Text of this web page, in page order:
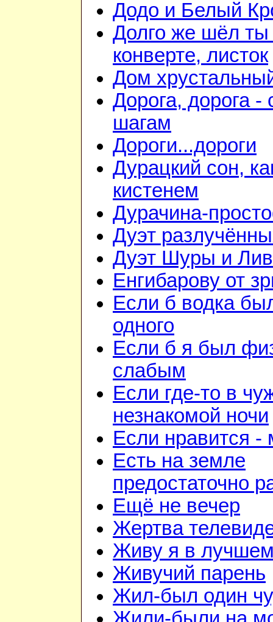
Додо и Белый
Долго же шёл ты
конверте, листок
Дом
Дорога, дорога -
шагам
Дороги...дороги
Дурацкий сон,
кистенем
Дурачина-
Дуэт
Дуэт Шуры и
Енгибарову от
Если б водка
одного
Если б я был
слабым
Если где-то в
незнакомой ночи
Если нравится -
Есть на земле
предостаточно
Ещё не вечер
Жертва
Живу я в
Живучий парень
Жил-был один